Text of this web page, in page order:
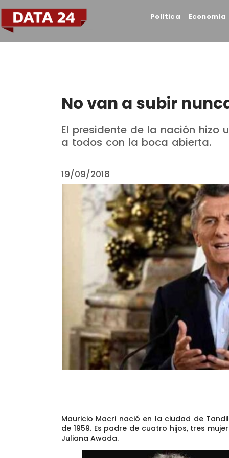
Política Economía
No van a subir
El presidente de la nación hizo
a todos con la boca abierta.
19/09/2018
Mauricio Macri nació en la ciudad de
de 1959. Es padre de cuatro hijos, tres
Juliana Awada.